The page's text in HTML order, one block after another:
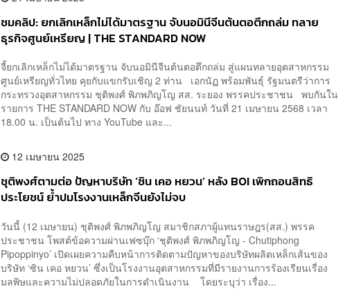
ชมคลิป: ยกเลิกเหล็กไม่ได้มาตรฐาน จับนอมินีจีนต้นตอตึกถล่ม ทลาย
ธุรกิจศูนย์เหรียญ | THE STANDARD NOW
จี้ยกเลิกเหล็กไม่ได้มาตรฐาน จับนอมินีจีนต้นตอตึกถล่ม สู่แผนทลายอุตสาหกรรม
ศูนย์เหรียญทั่วไทย คุยกับแขกรับเชิญ 2 ท่าน เอกนัฏ พร้อมพันธุ์ รัฐมนตรีว่าการ
กระทรวงอุตสาหกรรม ชุติพงศ์ พิภพภิญโญ สส. ระยอง พรรคประชาชน พบกันใน
รายการ THE STANDARD NOW กับ อ๊อฟ ชัยนนท์ วันที่ 21 เมษายน 2568 เวลา
18.00 น. เป็นต้นไป ทาง YouTube และ...
12 เมษายน 2025
ชุติพงศ์ตามต่อ ปัญหาบริษัท ‘ซิน เคอ หยวน’ หลัง BOI เพิกถอนสิทธิ
ประโยชน์ ย้ำปมโรงงานเหล็กจีนยังไม่จบ
วันนี้ (12 เมษายน) ชุติพงศ์ พิภพภิญโญ สมาชิกสภาผู้แทนราษฎร(สส.) พรรค
ประชาชน โพสต์ข้อความผ่านเฟซบุ๊ก ‘ชุติพงศ์ พิภพภิญโญ - Chutiphong
Pipoppinyo’ เปิดเผยความคืบหน้าการติดตามปัญหาของบริษัทผลิตเหล็กเส้นของ
บริษัท ‘ซิน เคอ หยวน’ ซึ่งเป็นโรงงานอุตสาหกรรมที่มีรายงานการร้องเรียนเรื่อง
มลพิษและความไม่ปลอดภัยในการดำเนินงาน โดยระบุว่า เรื่อง...